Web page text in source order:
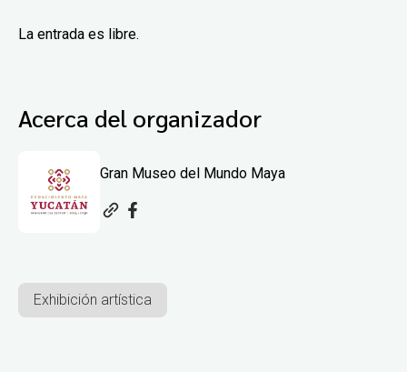
La entrada es libre.
Acerca del organizador
Gran Museo del Mundo Maya
Exhibición artística